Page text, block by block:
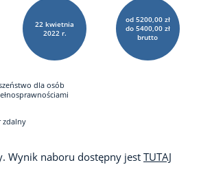
22kwietnia
2022 r.
od 5200,00 zł
do 5400,00 zł
brutto
dla osób
zdalny
Wynik naboru dostępny jest TUTAJ